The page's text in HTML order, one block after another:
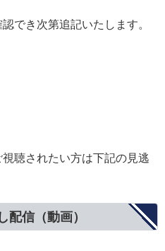
でき次第追記いたします。
聴されたい方は下記の見逃
配信（動画）